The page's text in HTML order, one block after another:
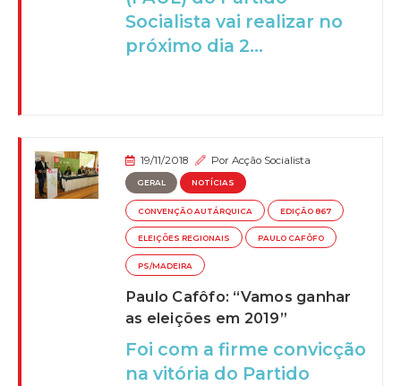
Socialista vai realizar no
próximo dia 2...
19/11/2018 PorAcção Socialista
GERAL NOTÍCIAS
CONVENÇÃO AUTÁRQUICA EDIÇÃO 867
ELEIÇÕES REGIONAIS PAULO CAFÔFO
PS/MADEIRA
Paulo Cafôfo: “Vamos ganhar
as eleições em 2019”
Foi com a firme convicção
na vitória do Partido